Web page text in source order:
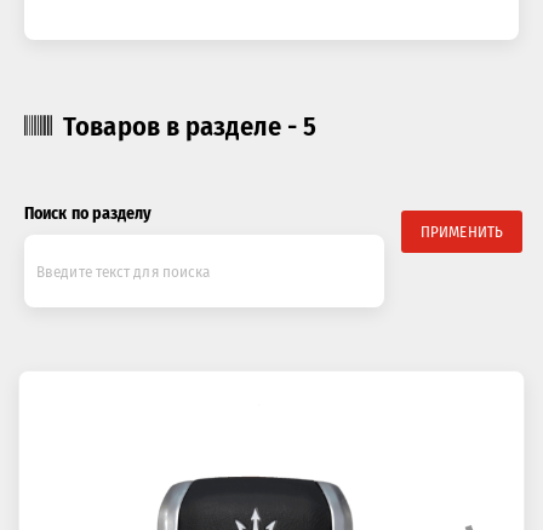
Товаров в разделе - 5
Поиск по разделу
ПРИМЕНИТЬ